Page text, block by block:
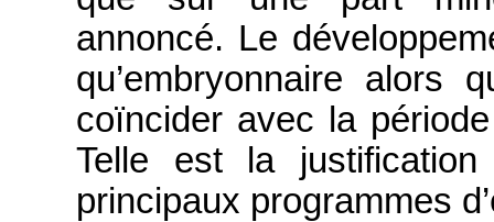
annoncé. Le
qu’embryonnaire alors
coïncider avec la
Telle est la
principaux programmes